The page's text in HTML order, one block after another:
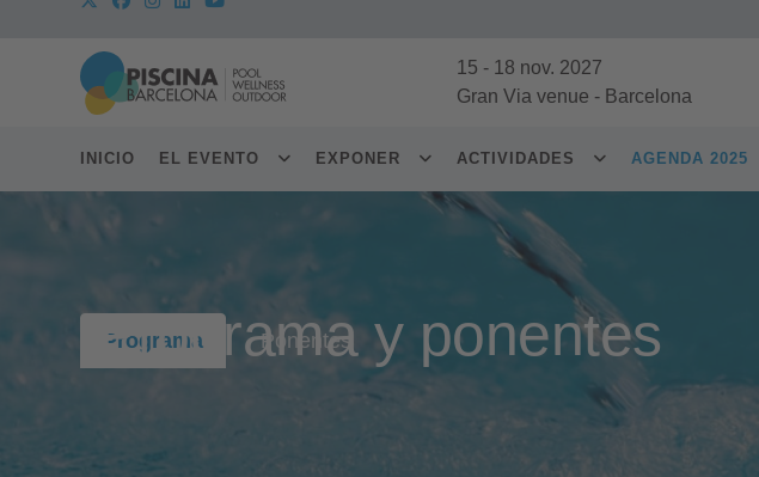
15 - 18 nov. 2027
Gran Via venue - Barcelona
INICIO EL EVENTO EXPONER ACTIVIDADES AGENDA 2025
Programa y ponentes
Programa Ponentes